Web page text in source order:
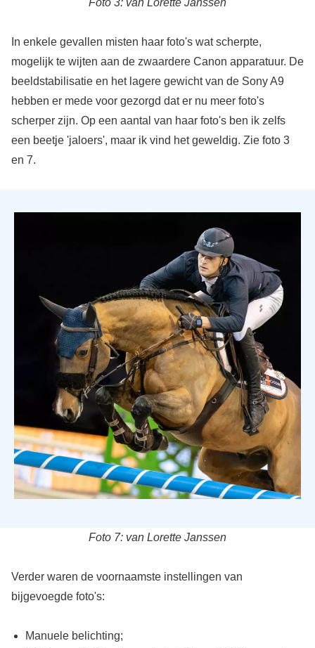
Foto 3: van Lorette Janssen
In enkele gevallen misten haar foto's wat scherpte,
mogelijk te wijten aan de zwaardere Canon apparatuur. De
beeldstabilisatie en het lagere gewicht van de Sony A9
hebben er mede voor gezorgd dat er nu meer foto's
scherper zijn. Op een aantal van haar foto's ben ik zelfs
een beetje 'jaloers', maar ik vind het geweldig. Zie foto 3
en 7.
Foto 7: van Lorette Janssen
Verder waren de voornaamste instellingen van
bijgevoegde foto's:
Manuele belichting;